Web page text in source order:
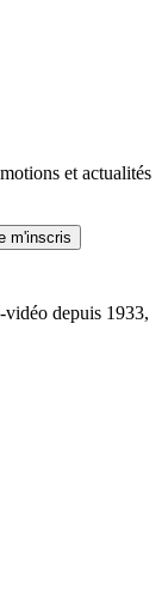
et actualités
m'inscris
depuis 1933,